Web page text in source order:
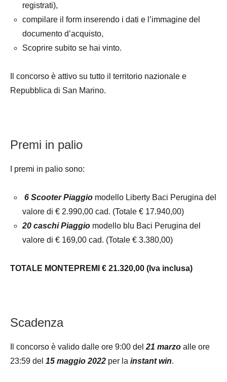
registrati),
compilare il form inserendo i dati e l’immagine del
documento d’acquisto,
Scoprire subito se hai vinto.
Il concorso è attivo su tutto il territorio nazionale e
Repubblica di San Marino.
Premi in palio
I premi in palio sono:
6 Scooter Piaggio modello Liberty Baci Perugina del
valore di € 2.990,00 cad. (Totale € 17.940,00)
20 caschi Piaggio modello blu Baci Perugina del
valore di € 169,00 cad. (Totale € 3.380,00)
TOTALE MONTEPREMI € 21.320,00 (Iva inclusa)
Scadenza
Il concorso è valido dalle ore 9:00 del 21 marzo alle ore
23:59 del 15 maggio 2022 per la instant win.